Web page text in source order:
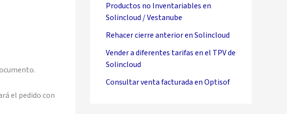
el pedido con
Productos no Inventariables en
Solincloud / Vestanube
Rehacer cierre anterior en Solincloud
Vender a diferentes tarifas en el TPV de
Solincloud
Consultar venta facturada en Optisof